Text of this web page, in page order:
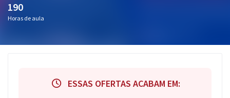
OAB
Conteúdo gratuito
190
Horas de aula
ESSAS OFERTAS ACABAM EM: